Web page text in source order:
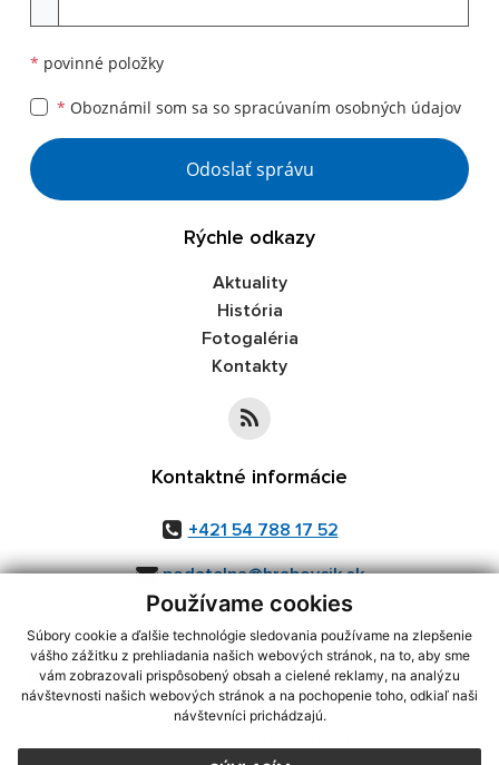
Používame cookies
Súbory cookie a ďalšie technológie sledovania používame na zlepšenie
vášho zážitku z prehliadania našich webových stránok, na to, aby sme
vám zobrazovali prispôsobený obsah a cielené reklamy, na analýzu
návštevnosti našich webových stránok a na pochopenie toho, odkiaľ naši
návštevníci prichádzajú.
* povinné položky
* Oboznámil som sa so spracúvaním osobných údajov
Google reCaptcha Response
Odoslať správu
Rýchle odkazy
Aktuality
História
Fotogaléria
Kontakty
Kontaktné informácie
+421 54 788 17 52
podatelna@hrabovcik.sk
využite možnosť získavania aktuálnych informácií s využitím RSS
CMS systém (redakčný) systém ECHELON 2,Mapa stránok,web portál
webex.digital, s.r.o.,domény,registrácia domény